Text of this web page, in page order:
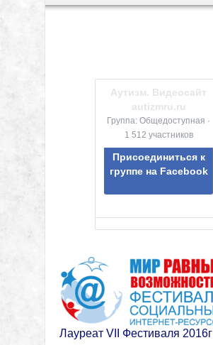
Аутизм. Видеосайт
autizmru.ru
Группа: Общедоступная ·
1 512 участников
Присоединиться к
группе на Facebook
Лауреат VII Фестиваля 2016г